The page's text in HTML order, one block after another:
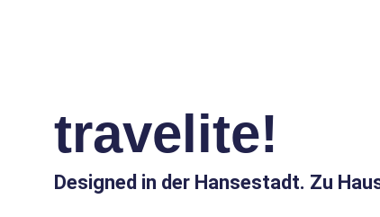
travelite!
Designed in der Hansestadt. Zu